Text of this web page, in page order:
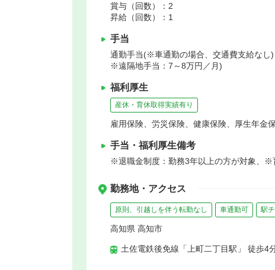
賞与（回数）：2
昇給（回数）：1
手当
通勤手当(※車通勤の場合、交通費支給な
※遠隔地手当：7～8万円／月)
福利厚生
産休・育休取得実績有り
雇用保険、労災保険、健康保険、厚生年金
手当・福利厚生備考
※退職金制度：勤務3年以上の方が対象、※
勤務地・アクセス
原則、引越しを伴う転勤なし 車通勤可 駅
高知県 高知市
土佐電鉄後免線「上町二丁目駅」 徒歩4